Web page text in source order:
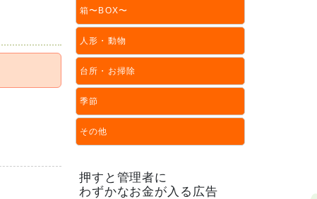
箱〜BOX〜
人形・動物
台所・お掃除
季節
その他
押すと管理者に
わずかなお金が入る広告